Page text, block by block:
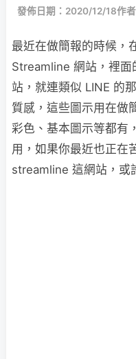
發佈日期：2020/12/18作者
最近在做簡報的時候，
Streamline 網站，裡面
站，就連類似 LINE 的
質感，這些圖示用在做
彩色、基本圖示等都有
用，如果你最近也正在
streamline 這網站，或